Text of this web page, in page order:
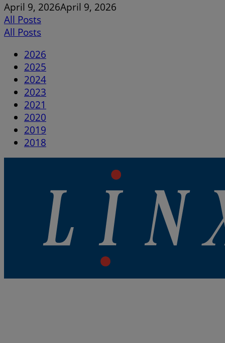
April 9, 2026April 9, 2026
All Posts
All Posts
2026
2025
2024
2023
2021
2020
2019
2018